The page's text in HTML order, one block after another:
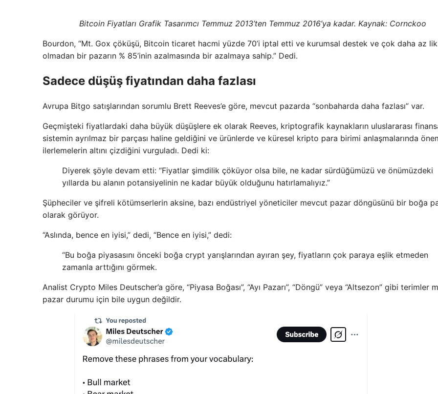
Bitcoin Fiyatları Grafik Tasarımcı Temmuz 2013’ten Temmuz 2016’ya kadar. Kaynak: Cornckoo
Bourdon, “Mt. Gox çöküşü, Bitcoin ticaret hacmi yüzde 70’i iptal etti ve kurumsal destek ve çok daha az
olmadan bir pazarın % 85’inin azalmasında bir azalmaya sahip.” Dedi.
Sadece düşüş fiyatından daha fazlası
Avrupa Bitgo satışlarından sorumlu Brett Reeves’e göre, mevcut pazarda “sonbaharda daha fazlası” var.
Geçmişteki fiyatlardaki daha büyük düşüşlere ek olarak Reeves, kriptografik kaynakların uluslararası
sistemin ayrılmaz bir parçası haline geldiğini ve ürünlerde ve küresel kripto para birimi anlaşmalarında
ilerlemelerin altını çizdiğini vurguladı. Dedi ki:
Diyerek şöyle devam etti: “Fiyatlar şimdilik çöküyor olsa bile, ne kadar sürdüğümüzü ve önümüzdeki
yıllarda bu alanın potansiyelinin ne kadar büyük olduğunu hatırlamalıyız.”
Şüpheciler ve şifreli kötümserlerin aksine, bazı endüstriyel yöneticiler mevcut pazar döngüsünü bir boğa
olarak görüyor.
“Aslında, bence en iyisi,” dedi, “Bence en iyisi,” dedi:
“Bu boğa piyasasını önceki boğa crypt yarışlarından ayıran şey, fiyatların çok paraya eşlik etmeden
zamanla arttığını görmek.
Analist Crypto Miles Deutscher’a göre, “Piyasa Boğası”, “Ayı Pazarı”, “Döngü” veya “Altsezon” gibi terimler
pazar durumu için bile uygun değildir.